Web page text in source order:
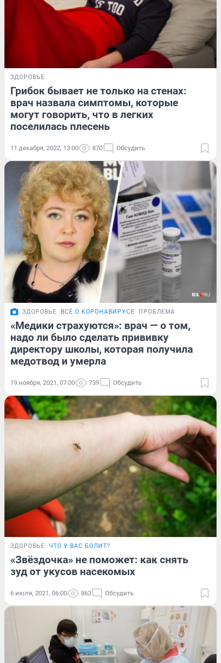
ЗДОРОВЬЕ
Грибок бывает не только на стенах:
врач назвала симптомы, которые
могут говорить, что в легких
поселилась плесень
11 декабря, 2022, 13:00 870 Обсудить
ЗДОРОВЬЕ ВСЁ О КОРОНАВИРУСЕ ПРОБЛЕМА
«Медики страхуются»: врач — о том,
надо ли было сделать прививку
директору школы, которая получила
медотвод и умерла
19 ноября, 2021, 07:00 739 Обсудить
ЗДОРОВЬЕ ЧТО У ВАС БОЛИТ?
«Звёздочка» не поможет: как снять
зуд от укусов насекомых
6 июля, 2021, 06:00 863 Обсудить